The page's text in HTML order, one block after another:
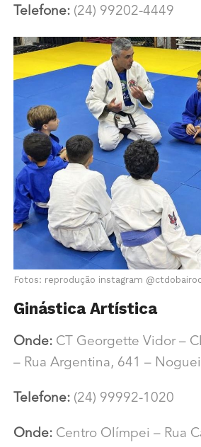
Telefone:(24) 99202-4449
Fotos: reprodução instagram
Ginástica Artística
Onde:CT Georgette Vidor –
– Rua Argentina, 641 –
Telefone: (24) 99992-1020
Onde:Centro Olímpei – Rua